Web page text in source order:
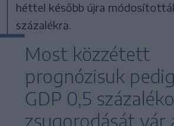
héttel később újra
százalékra.
Most közzétett
prognózisuk
GDP 0,5
zsugorodását vár